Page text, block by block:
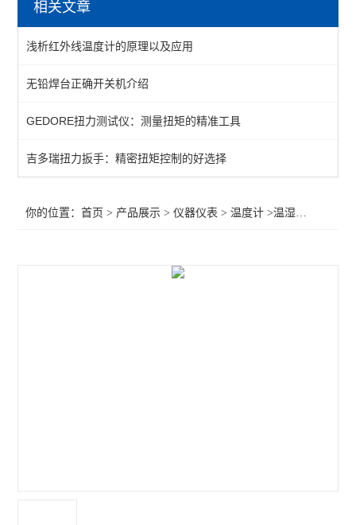
LUXO放大台灯
数显温湿度计
红外线温度计
固伟数字存储示波器
工业万用表
相关文章
浅析红外线温度计的原理以及应用
无铅焊台正确开关机介绍
GEDORE扭力测试仪：测量扭矩的精准工具
吉多瑞扭力扳手：精密扭矩控制的好选择
你的位置：首页 > 产品展示 >仪器仪表 >温度计 >温湿度记录仪 ZJ1-2A，AJ1-2B